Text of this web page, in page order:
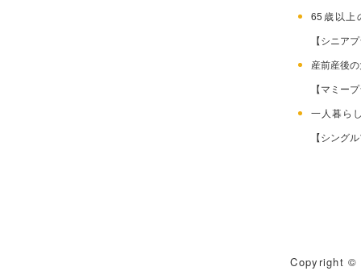
65歳以
【シニア
産前産
【マミー
一人暮
【シング
Copyright